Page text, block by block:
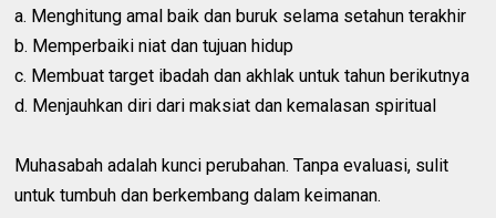
a. Menghitung amal baik dan buruk selama setahun terakhir
b. Memperbaiki niat dan tujuan hidup
c. Membuat target ibadah dan akhlak untuk tahun berikutnya
d. Menjauhkan diri dari maksiat dan kemalasan spiritual
Muhasabah adalah kunci perubahan. Tanpa evaluasi, sulit
untuk tumbuh dan berkembang dalam keimanan.